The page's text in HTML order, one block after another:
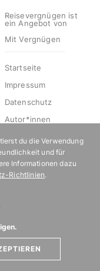
Reisevergnügen ist
ein Angebot von
Mit Vergnügen
Startseite
Impressum
Datenschutz
Autor*innen
Mediakit
Jobs
Kontakt
du die Verwendung
und für
Informationen dazu
Richtlinien.